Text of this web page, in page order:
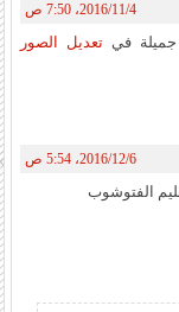
4‏/11‏/2016، 7:50 ص
جميلة في تعديل الصور
6‏/12‏/2016، 5:54 ص
الفتوشوب